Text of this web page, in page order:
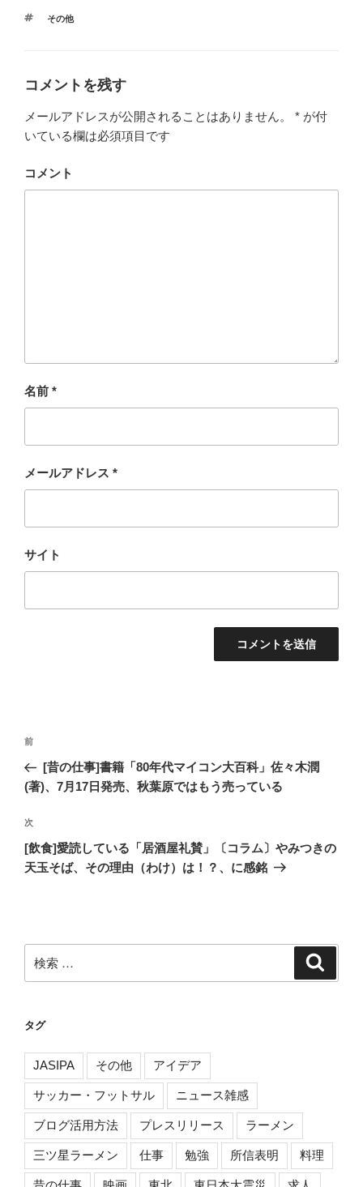
タ
その他
コメントを残す
メールアドレスが公開されることはありません。 * が付
いている欄は必須項目です
コメント
名前 *
メールアドレス *
サイト
投
ナ
ゲ
ー
シ
過
去
の
稿
前
[昔の仕事]書籍「80年代マイコン大百科」佐々木潤
(著)、7月17日発売、秋葉原ではもう売っている
次
の
投
次
[飲食]愛読している「居酒屋礼賛」〔コラム〕やみつきの
天玉そば、その理由（わけ）は！？、に感銘
索:
タグ
JASIPA その他 アイデア
サッカー・フットサル ニュース雑感
ブログ活用方法 プレスリリース ラーメン
三ツ星ラーメン 仕事 勉強 所信表明 料理